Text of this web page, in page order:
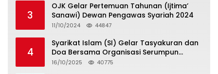
3
OJK Gelar Pertemuan Tahunan (Ijtima’
Sanawi) Dewan Pengawas Syariah 2024
11/10/2024 44847
4
Syarikat Islam (SI) Gelar Tasyakuran dan
Doa Bersama Organisasi Serumpun
Syarikat Islam Doa
16/10/2025 40775